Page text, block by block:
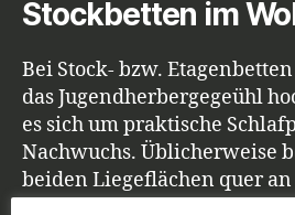
Stockbetten im
Bei Stock- bzw.
das Jugendherbergegeühl
es sich um praktische
Nachwuchs. Üblicherweise
beiden Liegeflächen quer